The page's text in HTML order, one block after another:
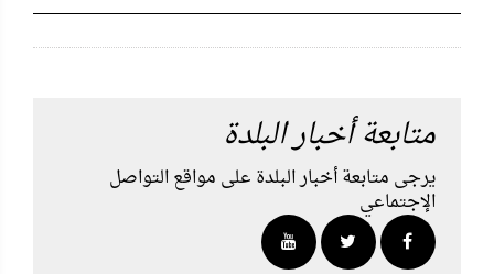
متابعة أخبار البلدة
يرجى متابعة أخبار البلدة على مواقع التواصل
الإجتماعي